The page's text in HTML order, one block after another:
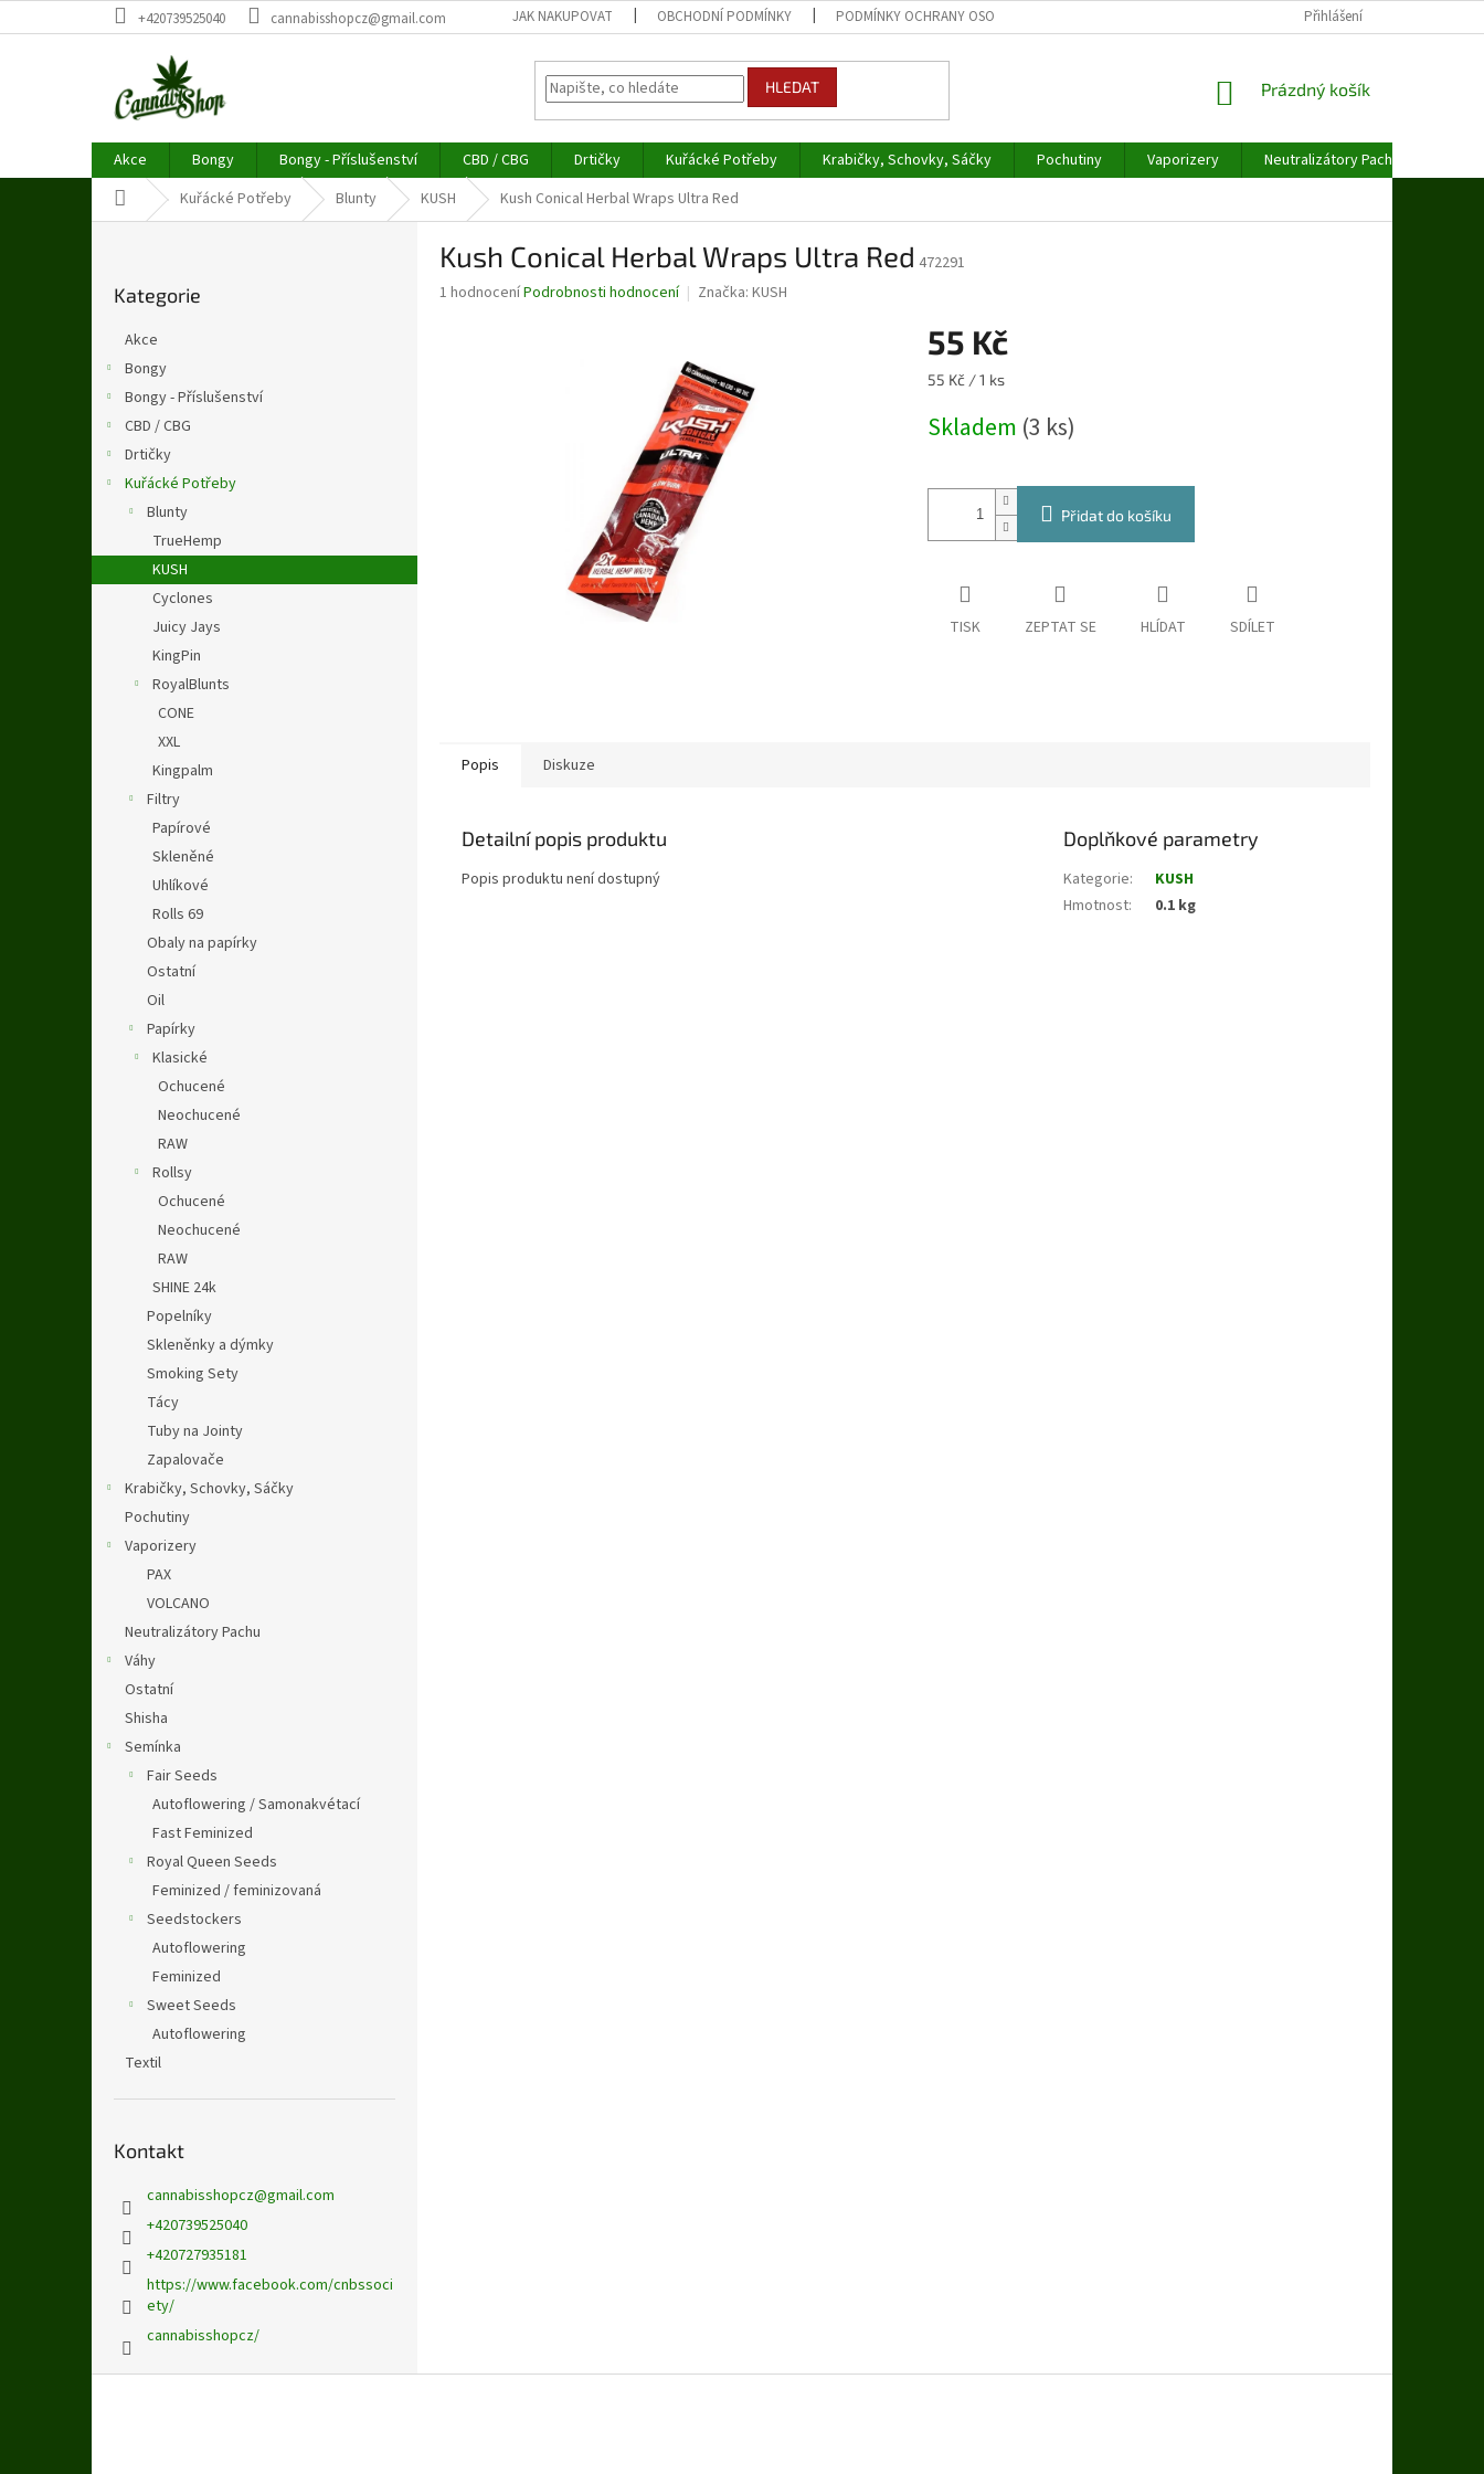
na
+420739525040 cannabisshopcz@gmail.com JAK NAKUPOVAT OBCHODNÍ PODMÍNKY PODMÍNKY OCHRANY OSOBNÍCH ÚDAJŮ Přihlášení
HLEDAT
NÁKUPNÍ
Prázdný košík
Akce Bongy Bongy - Příslušenství CBD / CBG Drtičky Kuřácké Potřeby Krabičky, Schovky, Sáčky Pochutiny Vaporizery Neutralizátory Pachu
Domů Kuřácké Potřeby Blunty KUSH Kush Conical Herbal Wraps Ultra Red
l
kategorie
Kategorie
Akce
Bongy
Bongy - Příslušenství
CBD / CBG
Drtičky
Kuřácké Potřeby
Blunty
TrueHemp
KUSH
Cyclones
Juicy Jays
KingPin
RoyalBlunts
CONE
XXL
Kingpalm
Filtry
Papírové
Skleněné
Uhlíkové
Rolls 69
Obaly na papírky
Ostatní
Oil
Papírky
Klasické
Ochucené
Neochucené
RAW
Rollsy
Ochucené
Neochucené
RAW
SHINE 24k
Popelníky
Skleněnky a dýmky
Smoking Sety
Tácy
Tuby na Jointy
Zapalovače
Krabičky, Schovky, Sáčky
Pochutiny
Vaporizery
PAX
VOLCANO
Neutralizátory Pachu
Váhy
Ostatní
Shisha
Semínka
Fair Seeds
Autoflowering / Samonakvétací
Fast Feminized
Royal Queen Seeds
Feminized / feminizovaná
Seedstockers
Autoflowering
Feminized
Sweet Seeds
Autoflowering
Textil
Kontakt
cannabisshopcz@gmail.com
+420739525040
+420727935181
https://www.facebook.com/cnbssoci
ety/
cannabisshopcz/
Kush Conical Herbal Wraps Ultra Red 472291
Průměrné
1 hodnoceníPodrobnosti hodnocení Značka: KUSH
55 Kč
Měrná
55 Kč / 1 ks
Skladem (3 ks)
Přidat do košíku
TISK ZEPTAT SE HLÍDAT SDÍLET
Popis Diskuze
Detailní popis produktu
Popis produktu není dostupný
Doplňkové parametry
Kategorie:
KUSH
Hmotnost: 0.1 kg